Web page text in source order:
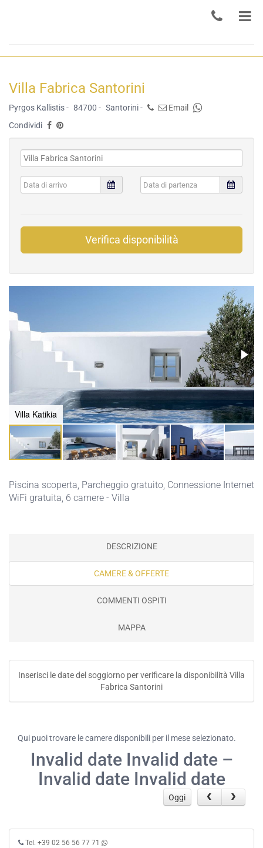
Villa Fabrica Santorini
Pyrgos Kallistis - 84700 - Santorini -
Email
Condividi
Verifica disponibilità
Villa Katikia
Piscina scoperta, Parcheggio gratuito, Connessione Internet
WiFi gratuita, 6 camere - Villa
DESCRIZIONE
CAMERE & OFFERTE
COMMENTI OSPITI
MAPPA
Inserisci le date del soggiorno per verificare la disponibilità Villa
Fabrica Santorini
Qui puoi trovare le camere disponibili per il mese selezionato.
Invalid date Invalid date –
Invalid date Invalid date
Oggi
Tel. +39 02 56 56 77 71